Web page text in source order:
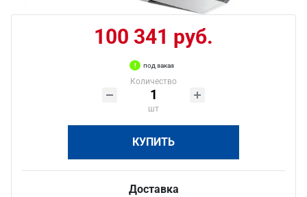
100 341 руб.
под заказ
Количество
шт
КУПИТЬ
Доставка